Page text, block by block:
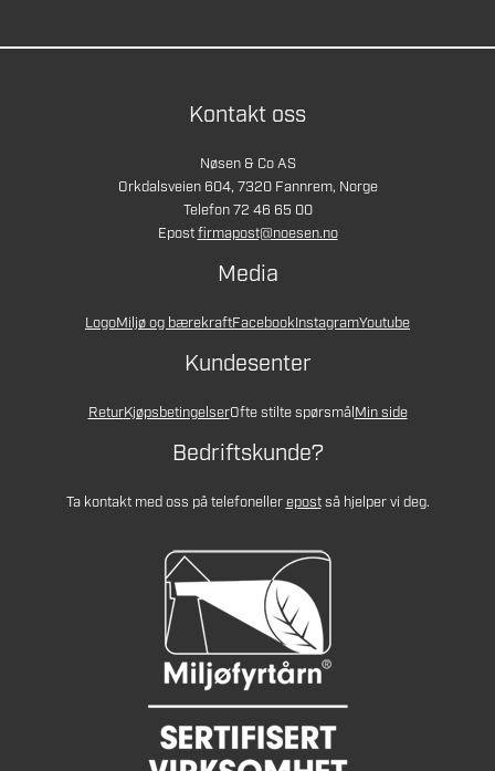
Kontakt oss
Nøsen & Co AS
Orkdalsveien 604, 7320 Fannrem, Norge
Telefon 72 46 65 00
Epostfirmapost@noesen.no
Media
LogoMiljø og bærekraftFacebookInstagramYoutube
Kundesenter
ReturKjøpsbetingelserOfte stilte spørsmålMin side
Bedriftskunde?
Ta kontakt med oss på telefonellerepostså hjelper vi deg.